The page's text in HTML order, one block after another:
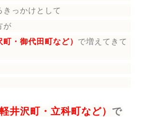
きっかけとして
が
・御代田町など） で増えてきて
井沢町・立科町など） で